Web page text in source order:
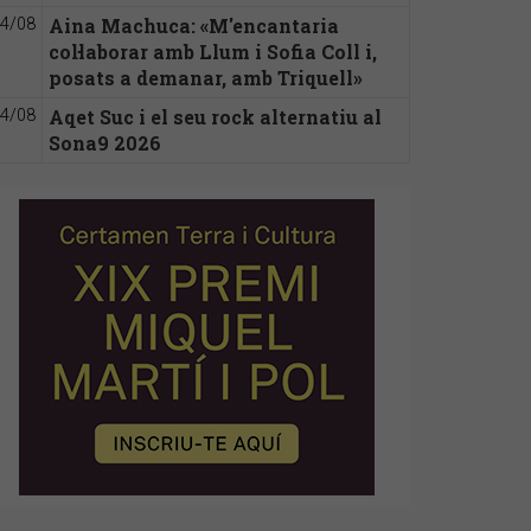
08
Aina Machuca: «M'encantaria
col·laborar amb Llum i Sofia Coll i,
posats a demanar, amb Triquell»
08
Aqet Suc i el seu rock alternatiu al
Sona9 2026